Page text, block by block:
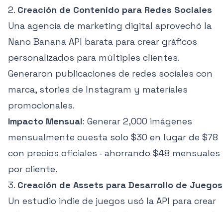
2. Creación de Contenido para Redes Sociales
Una agencia de marketing digital aprovechó la
Nano Banana API barata para crear gráficos
personalizados para múltiples clientes.
Generaron publicaciones de redes sociales con
marca, stories de Instagram y materiales
promocionales.
Impacto Mensual: Generar 2,000 imágenes
mensualmente cuesta solo $30 en lugar de $78
con precios oficiales - ahorrando $48 mensuales
por cliente.
3. Creación de Assets para Desarrollo de Juegos
Un estudio indie de juegos usó la API para crear